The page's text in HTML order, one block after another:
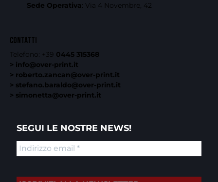
Sede Operativa: Via 4 Novembre, 42
CONTATTI
Telefono: +39 0445 315368
> info@over-print.it
> roberto.zancan@over-print.it
> stefano.baraldo@over-print.it
> simonetta@over-print.it
SEGUI LE NOSTRE NEWS!